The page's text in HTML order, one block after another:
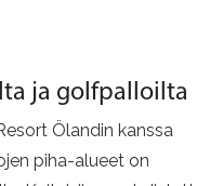
ja golfpalloilta
Ölandin kanssa
piha-alueet on